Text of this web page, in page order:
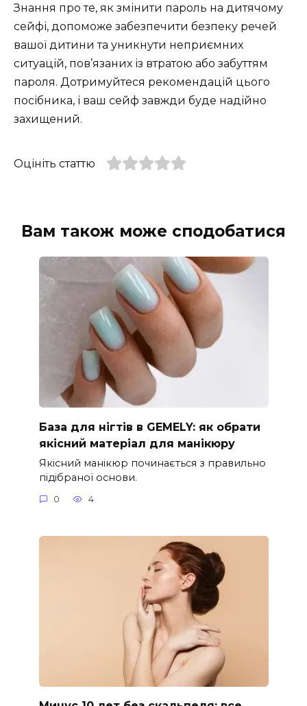
Знання про те, як змінити пароль на дитячому
сейфі, допоможе забезпечити безпеку речей
вашої дитини та уникнути неприємних
ситуацій, пов’язаних із втратою або забуттям
пароля. Дотримуйтеся рекомендацій цього
посібника, і ваш сейф завжди буде надійно
захищений.
Оцініть статтю
Вам також може сподобатися
База для нігтів в GEMELY: як обрати
якісний матеріал для манікюру
Якісний манікюр починається з правильно
підібраної основи.
0 4